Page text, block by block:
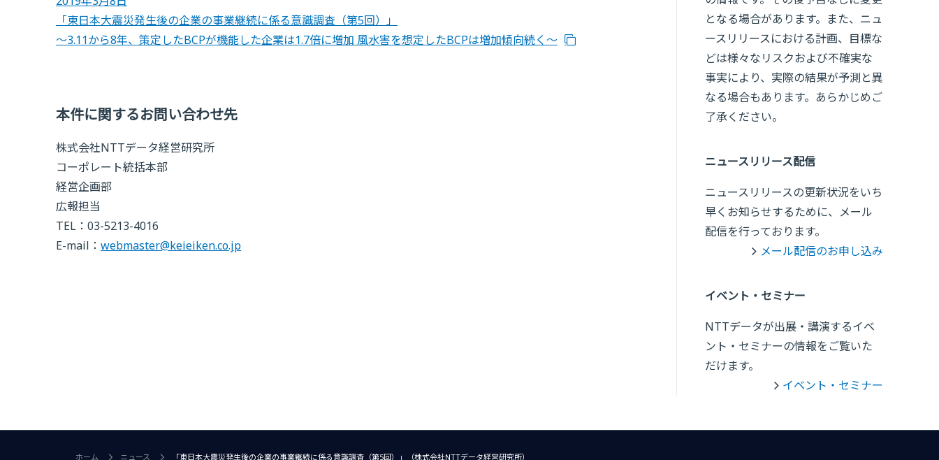
「東日本大震災発生後の企業の事業継続に係る意識調査（第5回）」
～3.11から8年、策定したBCPが機能した企業は1.7倍に増加 風水害を想定したBCPは増加傾向続く～
本件に関するお問い合わせ先
株式会社NTTデータ経営研究所
コーポレート統括本部
経営企画部
広報担当
TEL：03-5213-4016
E-mail： webmaster@keieiken.co.jp
となる場合があります。また、ニュ
ースリリースにおける計画、目標な
どは様々なリスクおよび不確実な
事実により、実際の結果が予測と異
なる場合もあります。あらかじめご
了承ください。
ニュースリリース配信
ニュースリリースの更新状況をいち
早くお知らせするために、メール
配信を行っております。
メール配信のお申し込み
イベント・セミナー
NTTデータが出展・講演するイベ
ント・セミナーの情報をご覧いた
だけます。
イベント・セミナー
ホーム ニュース 「東日本大震災発生後の企業の事業継続に係る意識調査（第5回）」（株式会社NTTデータ経営研究所）